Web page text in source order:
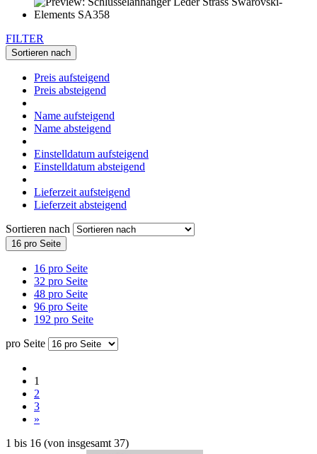
FILTER
Sortieren nach
Preis aufsteigend
Preis absteigend
Name aufsteigend
Name absteigend
Einstelldatum aufsteigend
Einstelldatum absteigend
Lieferzeit aufsteigend
Lieferzeit absteigend
Sortieren nach
16 pro Seite
16 pro Seite
32 pro Seite
48 pro Seite
96 pro Seite
192 pro Seite
pro Seite
1
2
3
»
1 bis 16 (von insgesamt 37)